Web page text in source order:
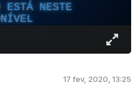
ESTÁ NESTE
17 fev, 2020, 13:25